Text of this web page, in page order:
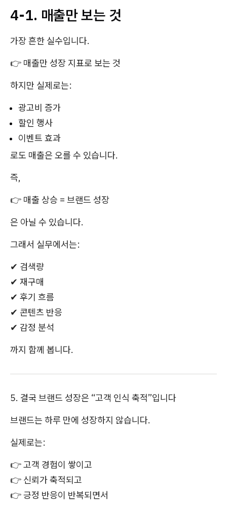
4-1. 매출만 보는 것
가장 흔한 실수입니다.
👉 매출만 성장 지표로 보는 것
하지만 실제로는:
광고비 증가
할인 행사
이벤트 효과
로도 매출은 오를 수 있습니다.
즉,
👉 매출 상승 = 브랜드 성장
은 아닐 수 있습니다.
그래서 실무에서는:
✔ 검색량
✔ 재구매
✔ 후기 흐름
✔ 콘텐츠 반응
✔ 감정 분석
까지 함께 봅니다.
5. 결국 브랜드 성장은 “고객 인식 축적”입니다
브랜드는 하루 만에 성장하지 않습니다.
실제로는:
👉 고객 경험이 쌓이고
👉 신뢰가 축적되고
👉 긍정 반응이 반복되면서